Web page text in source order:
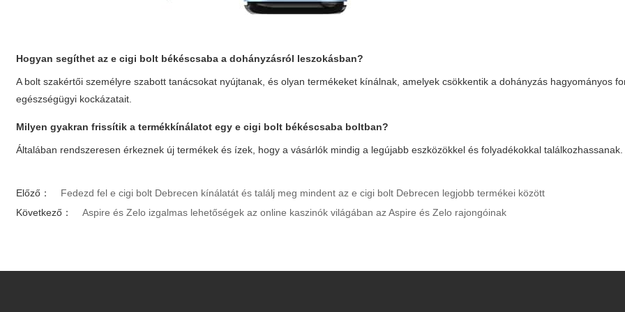
Hogyan segíthet aze cigi bolt békéscsaba a dohányzásról leszokásban?
A bolt szakértői személyre szabott tanácsokat nyújtanak, és olyan termékeket kínálnak, amelyek csökkentik a dohányzás hagyományos
egészségügyi kockázatait.
Milyen gyakran frissítik a termékkínálatot egye cigi bolt békéscsaba boltban?
Általában rendszeresen érkeznek új termékek és ízek, hogy a vásárlók mindig a legújabb eszközökkel és folyadékokkal találkozhassanak.
Előző：
Fedezd fel e cigi bolt Debrecen kínálatát és találj meg mindent az e cigi bolt Debrecen legjobb termékei között
Következő：
Aspire és Zelo izgalmas lehetőségek az online kaszinók világában az Aspire és Zelo rajongóinak